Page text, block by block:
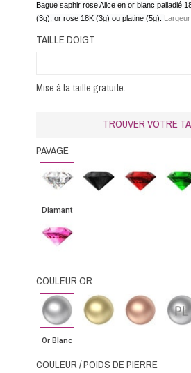
Bague saphir rose Alice en or blanc palladié
(3g), or rose 18K (3g) ou platine (5g).
ou saphirs rose
TAILLE DOIGT
Mise à la taille gratuite.
TROUVER VOTRE
PAVAGE
Diamant
Diamant
Diamant
noir
Rubis
Saphir
rose
COULEUR OR
Or
Blanc
Or Blanc
Or
Jaune
Or
Rose
COULEUR / POIDS DE PIERRE